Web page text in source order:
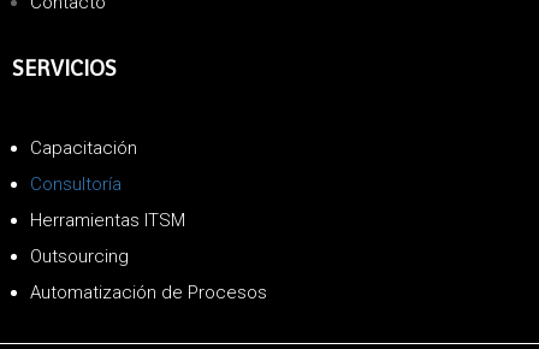
SERVICIOS
Capacitación
Consultoría
Herramientas ITSM
Outsourcing
Automatización de Procesos